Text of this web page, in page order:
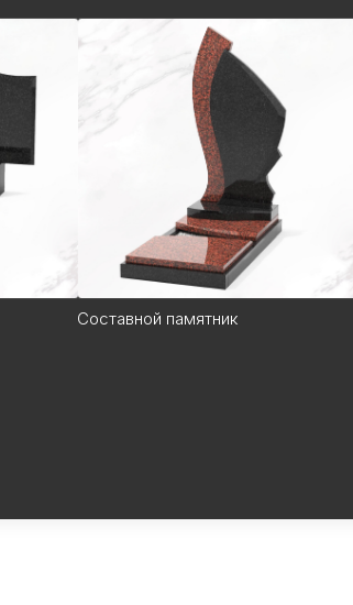
Составной памятник